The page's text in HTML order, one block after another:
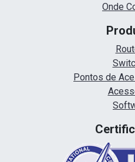
Onde
Pontos de